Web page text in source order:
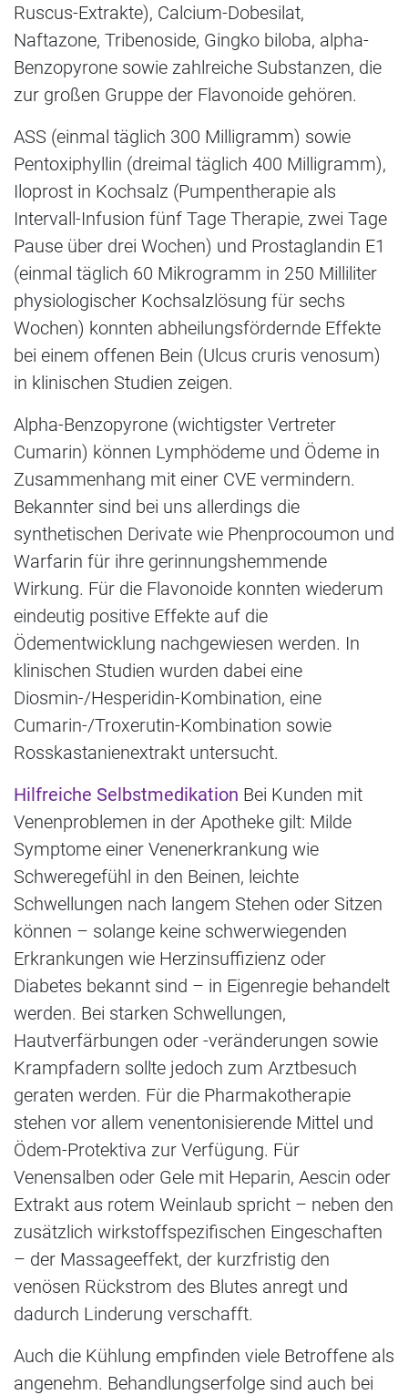
Ruscus-Extrakte), Calcium-Dobesilat,
Naftazone, Tribenoside, Gingko biloba, alpha-
Benzopyrone sowie zahlreiche Substanzen, die
zur großen Gruppe der Flavonoide gehören.
ASS (einmal täglich 300 Milligramm) sowie
Pentoxiphyllin (dreimal täglich 400 Milligramm),
Iloprost in Kochsalz (Pumpentherapie als
Intervall-Infusion fünf Tage Therapie, zwei Tage
Pause über drei Wochen) und Prostaglandin E1
(einmal täglich 60 Mikrogramm in 250 Milliliter
physiologischer Kochsalzlösung für sechs
Wochen) konnten abheilungsfördernde Effekte
bei einem offenen Bein (Ulcus cruris venosum)
in klinischen Studien zeigen.
Alpha-Benzopyrone (wichtigster Vertreter
Cumarin) können Lymphödeme und Ödeme in
Zusammenhang mit einer CVE vermindern.
Bekannter sind bei uns allerdings die
synthetischen Derivate wie Phenprocoumon und
Warfarin für ihre gerinnungshemmende
Wirkung. Für die Flavonoide konnten wiederum
eindeutig positive Effekte auf die
Ödementwicklung nachgewiesen werden. In
klinischen Studien wurden dabei eine
Diosmin-/Hesperidin-Kombination, eine
Cumarin-/Troxerutin-Kombination sowie
Rosskastanienextrakt untersucht.
Hilfreiche Selbstmedikation Bei Kunden mit
Venenproblemen in der Apotheke gilt: Milde
Symptome einer Venenerkrankung wie
Schweregefühl in den Beinen, leichte
Schwellungen nach langem Stehen oder Sitzen
können – solange keine schwerwiegenden
Erkrankungen wie Herzinsuffizienz oder
Diabetes bekannt sind – in Eigenregie behandelt
werden. Bei starken Schwellungen,
Hautverfärbungen oder -veränderungen sowie
Krampfadern sollte jedoch zum Arztbesuch
geraten werden. Für die Pharmakotherapie
stehen vor allem venentonisierende Mittel und
Ödem-Protektiva zur Verfügung. Für
Venensalben oder Gele mit Heparin, Aescin oder
Extrakt aus rotem Weinlaub spricht – neben den
zusätzlich wirkstoffspezifischen Eingeschaften
– der Massageeffekt, der kurzfristig den
venösen Rückstrom des Blutes anregt und
dadurch Linderung verschafft.
Auch die Kühlung empfinden viele Betroffene als
angenehm. Behandlungserfolge sind auch bei